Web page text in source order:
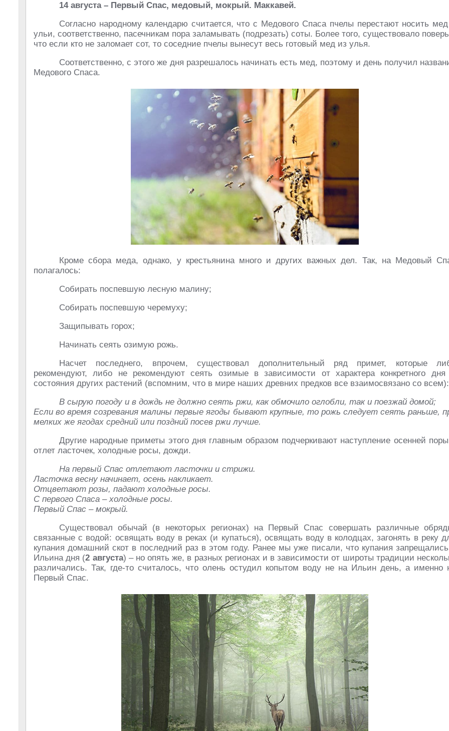
14 августа – Первый Спас, медовый, мокрый. Маккавей.
Согласно народному календарю считается, что с Медового Спаса пчелы перестают носить
ульи, соответственно, пасечникам пора заламывать (подрезать) соты. Более того, существовало
что если кто не заломает сот, то соседние пчелы вынесут весь готовый мед из улья.
Соответственно, с этого же дня разрешалось начинать есть мед, поэтому и день получил
Медового Спаса.
Кроме сбора меда, однако, у крестьянина много и других важных дел. Так, на Медовый
полагалось:
Собирать поспевшую лесную малину;
Собирать поспевшую черемуху;
Защипывать горох;
Начинать сеять озимую рожь.
Насчет последнего, впрочем, существовал дополнительный ряд примет, которые
рекомендуют, либо не рекомендуют сеять озимые в зависимости от характера конкретного
состояния других растений (вспомним, что в мире наших древних предков все взаимосвязано со всем):
В сырую погоду и в дождь не должно сеять ржи, как обмочило оглобли, так и поезжай домой;
Если во время созревания малины первые ягоды бывают крупные, то рожь следует сеять раньше,
мелких же ягодах средний или поздний посев ржи лучше.
Другие народные приметы этого дня главным образом подчеркивают наступление осенней
отлет ласточек, холодные росы, дожди.
На первый Спас отлетают ласточки и стрижи.
Ласточка весну начинает, осень накликает.
Отцветают розы, падают холодные росы.
С первого Спаса – холодные росы.
Первый Спас – мокрый.
Существовал обычай (в некоторых регионах) на Первый Спас совершать различные
связанные с водой: освящать воду в реках (и купаться), освящать воду в колодцах, загонять в реку
купания домашний скот в последний раз в этом году. Ранее мы уже писали, что купания
Ильина дня (2 августа) – но опять же, в разных регионах и в зависимости от широты традиции
различались. Так, где-то считалось, что олень остудил копытом воду не на Ильин день, а именно
Первый Спас.